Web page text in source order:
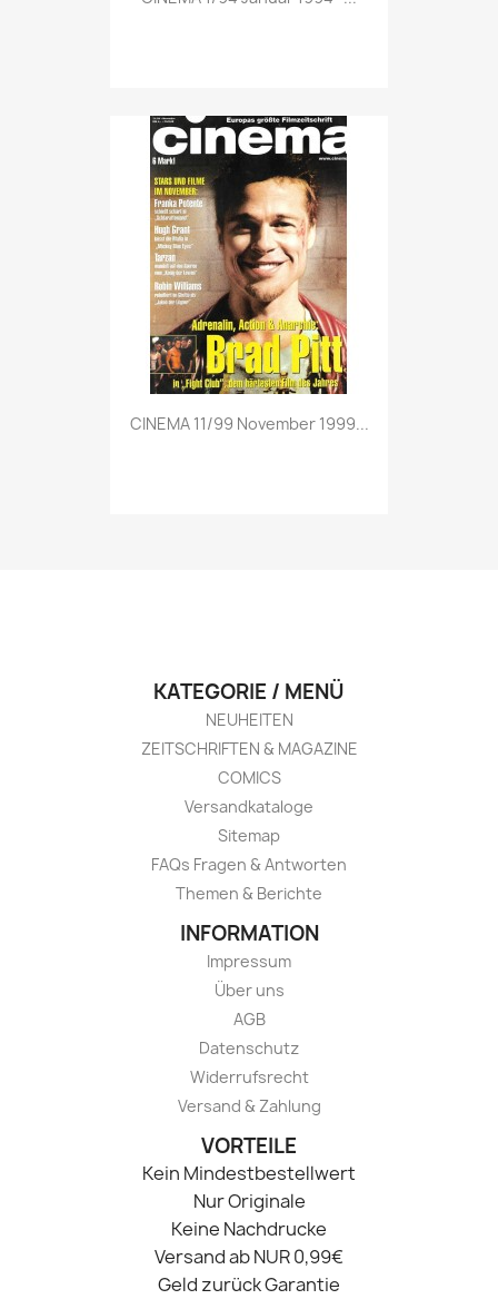
Vorschau
CINEMA 11/99 November 1999...
KATEGORIE / MENÜ
NEUHEITEN
ZEITSCHRIFTEN & MAGAZINE
COMICS
Versandkataloge
Sitemap
FAQs Fragen & Antworten
Themen & Berichte
INFORMATION
Impressum
Über uns
AGB
Datenschutz
Widerrufsrecht
Versand & Zahlung
VORTEILE
Kein Mindestbestellwert
Nur Originale
Keine Nachdrucke
Versand ab NUR 0,99€
Geld zurück Garantie